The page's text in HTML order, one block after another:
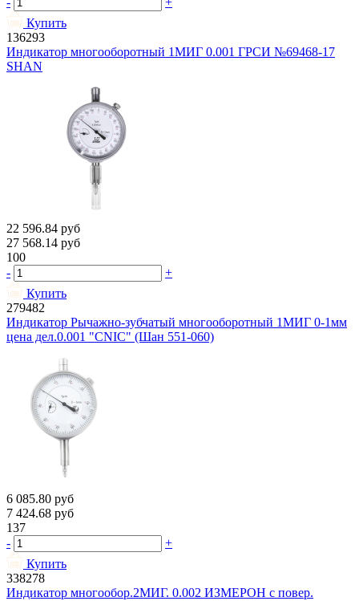
Купить
136293
Индикатор многооборотный 1МИГ 0.001 ГРСИ №69468-17
SHAN
22 596.84 руб
27 568.14 руб
100
-
+
Купить
279482
Индикатор Рычажно-зубчатый многооборотный 1МИГ 0-1мм
цена дел.0.001 "CNIC" (Шан 551-060)
6 085.80 руб
7 424.68 руб
137
-
+
Купить
338278
Индикатор многообор.2МИГ. 0.002 ИЗМЕРОН с повер.